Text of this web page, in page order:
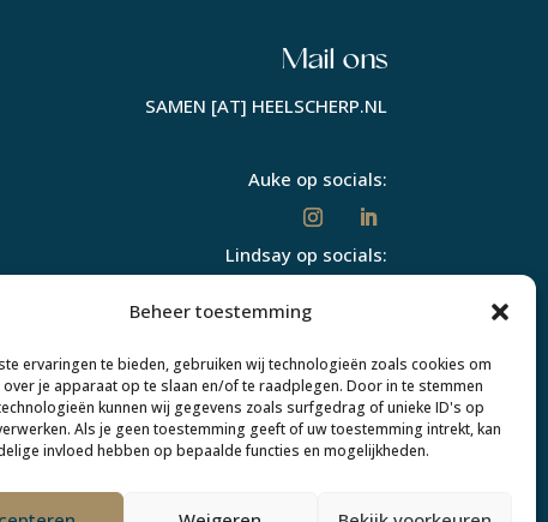
Beheer toestemming
ervaringen te bieden, gebruiken wij technologieën zoals cookies om
je apparaat op te slaan en/of te raadplegen. Door in te stemmen
kunnen wij gegevens zoals surfgedrag of unieke ID's op
Als je geen toestemming geeft of uw toestemming intrekt, kan
invloed hebben op bepaalde functies en mogelijkheden.
Mail ons
SAMEN [AT] HEELSCHERP.NL
Auke op socials:
Lindsay op socials:
PRIVACYVERKLARING